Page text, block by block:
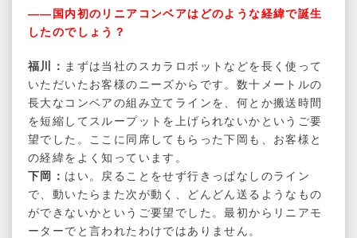
――国内初のリニアコンベアはどのような経緯で誕生
したのでしょう？
福川： まずは当社のスカラロボットなどを長く使って
いただいたお客様のニーズからです。数十メートルの
長大なコンベアの組み立てラインを、何とか搬送時間
を短縮してスループットを上げられないかというご要
望でした。ここに同席してもらった下岡も、お客様と
の経緯をよく知っています。
下岡： はい。戻ることをせず行きっぱなしのライン
で、動いたらまた次が動く、どんどん送るようなもの
ができないかというご要望でした。最初からリニアモ
ーターでと言われたわけではありません。